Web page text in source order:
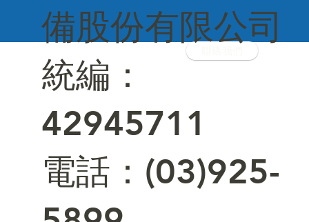
備股份有限公司
統編：
42945711
電話：(03)925-